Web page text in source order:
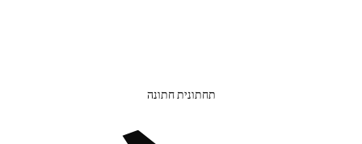
תחתונית חתונה